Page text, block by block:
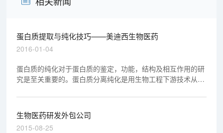
蛋白质提取与纯化技巧——美迪西生物医药
2016-01-04
蛋白质的纯化对于蛋白质的鉴定，功能，结构及相互作用的研
究是至关重要的。蛋白质分离纯化是用生物工程下游技术从混
物产业当中的核心技术。
生物医药研发外包公司
2015-08-25